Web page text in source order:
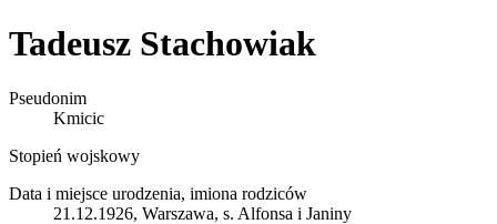
Tadeusz Stachowiak
Pseudonim
Kmicic
Stopień wojskowy
Data i miejsce urodzenia, imiona rodziców
21.12.1926, Warszawa, s. Alfonsa i Janiny